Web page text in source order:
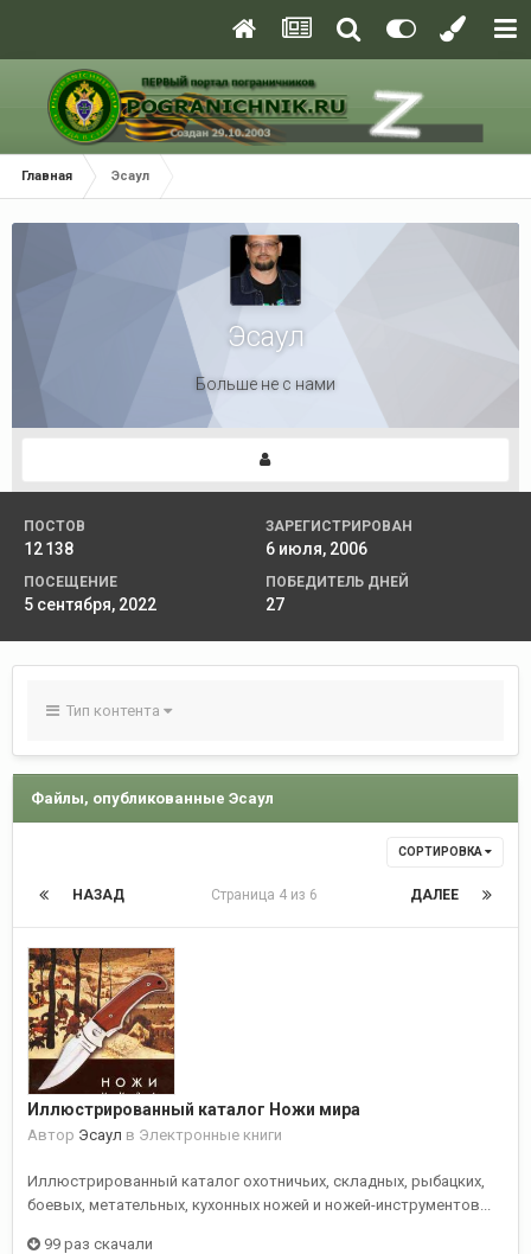
Главная Эсаул
Эсаул
Больше не с нами
ПОСТОВ
12 138
ЗАРЕГИСТРИРОВАН
6 июля, 2006
ПОСЕЩЕНИЕ
5 сентября, 2022
ПОБЕДИТЕЛЬ ДНЕЙ
27
Тип контента
Файлы, опубликованные Эсаул
СОРТИРОВКА
НАЗАД ДАЛЕЕ
Страница 4 из 6
Иллюстрированный каталог Ножи мира
Автор Эсаул в Электронные книги
Иллюстрированный каталог охотничьих, складных, рыбацких,
боевых, метательных, кухонных ножей и ножей-инструментов...
99 раз скачали